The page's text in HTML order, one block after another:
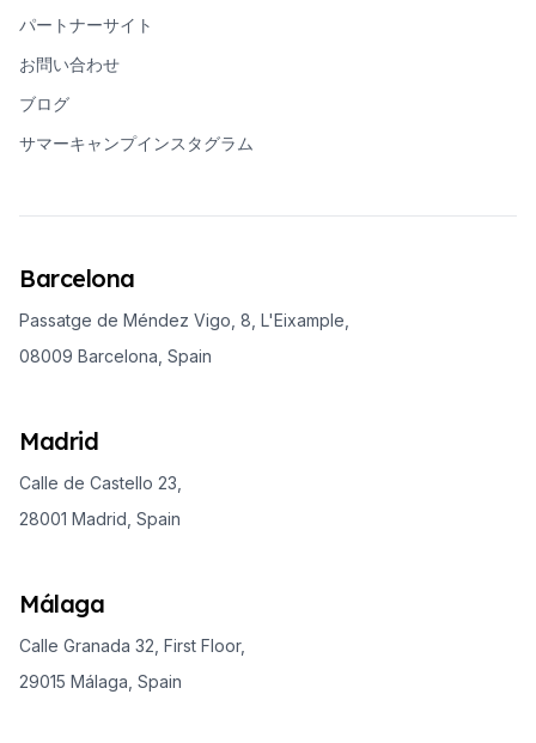
パートナーサイト
お問い合わせ
ブログ
サマーキャンプインスタグラム
Barcelona
Passatge de Méndez Vigo, 8, L'Eixample,
08009 Barcelona, Spain
Madrid
Calle de Castello 23,
28001 Madrid, Spain
Málaga
Calle Granada 32, First Floor,
29015 Málaga, Spain